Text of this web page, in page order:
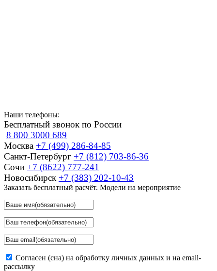
Наши телефоны:
Бесплатный звонок по России
8 800 3000 689
Москва +7 (499) 286-84-85
Санкт-Петербург +7 (812) 703-86-36
Сочи +7 (8622) 777-241
Новосибирск +7 (383) 202-10-43
Заказать бесплатный расчёт. Модели на мероприятие
Согласен (сна) на обработку личных данных и на email-
рассылку